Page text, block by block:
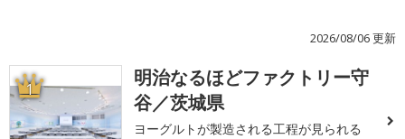
2026/08/06 更新
1
明治なるほどファクトリー守
谷／茨城県
ヨーグルトが製造される工程が見られる